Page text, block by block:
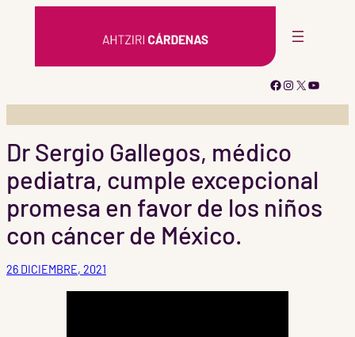
Facebook
Instagram
X YouTube
Dr Sergio Gallegos, médico
pediatra, cumple excepcional
promesa en favor de los niños
con cáncer de México.
26 DICIEMBRE, 2021